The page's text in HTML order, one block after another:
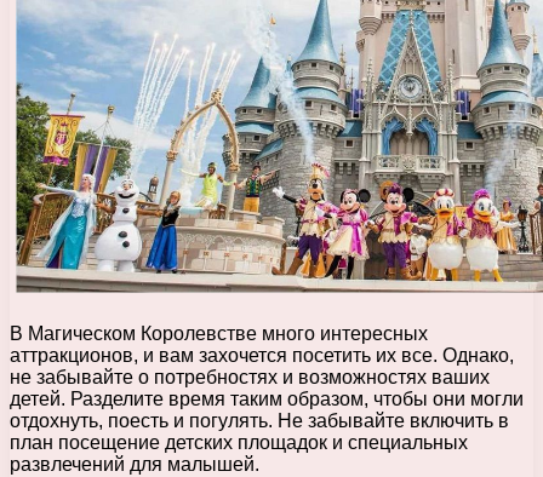
В Магическом Королевстве много интересных
аттракционов, и вам захочется посетить их все. Однако,
не забывайте о потребностях и возможностях ваших
детей. Разделите время таким образом, чтобы они могли
отдохнуть, поесть и погулять. Не забывайте включить в
план посещение детских площадок и специальных
развлечений для малышей.